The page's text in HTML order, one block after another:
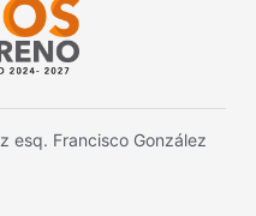
esq. Francisco González